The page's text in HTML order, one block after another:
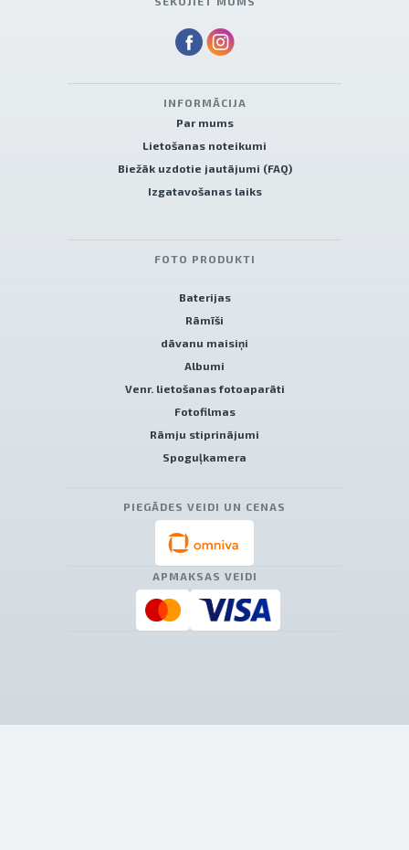
INFORMĀCIJA
Par mums
Lietošanas noteikumi
Biežāk uzdotie jautājumi (FAQ)
Izgatavošanas laiks
FOTO PRODUKTI
Baterijas
Rāmīši
dāvanu maisiņi
Albumi
Venr. lietošanas fotoaparāti
Fotofilmas
Rāmju stiprinājumi
Spoguļkamera
PIEGĀDES VEIDI UN CENAS
APMAKSAS VEIDI